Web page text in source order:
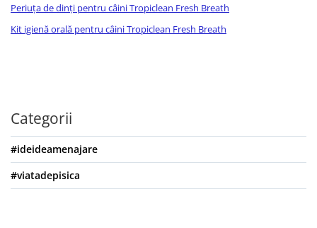
Periuța de dinți pentru câini Tropiclean Fresh Breath
Kit igienă orală pentru câini Tropiclean Fresh Breath
Categorii
#ideideamenajare
#viatadepisica